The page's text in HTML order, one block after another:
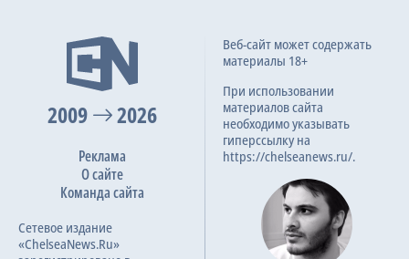
2009 2026
Реклама
О сайте
Команда сайта
Сетевое издание
«ChelseaNews.Ru»
Веб-сайт может содержать
материалы 18+
При использовании
материалов сайта
необходимо указывать
гиперссылку на
https://chelseanews.ru/.